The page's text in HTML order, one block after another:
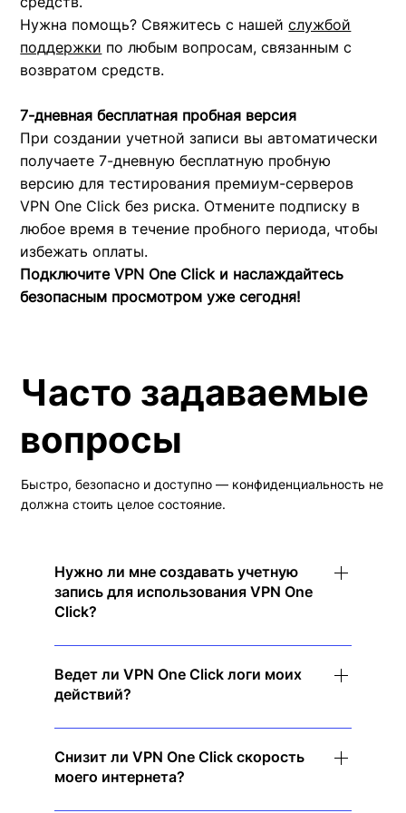
Нужна помощь? Свяжитесь с нашейслужбой
поддержки по любым вопросам, связанным с
возвратом средств.
7-дневная бесплатная пробная версия
При создании учетной записи вы автоматически
получаете 7-дневную бесплатную пробную
версию для тестирования премиум-серверов
VPN One Click без риска. Отмените подписку в
любое время в течение пробного периода, чтобы
избежать оплаты.
Подключите VPN One Click и наслаждайтесь
безопасным просмотром уже сегодня!
Часто задаваемые
вопросы
Быстро, безопасно и доступно — конфиденциальность не
должна стоить целое состояние.
Нужно ли мне создавать учетную
запись для использования VPN One
Click?
Нет! Просто загрузите приложение, коснитесь
для подключения и наслаждайтесь
мгновенной конфиденциальностью —
Ведет ли VPN One Click логи моих
действий?
Нет. Мы придерживаемся строгой политики
отсутствия логов, то есть мы не отслеживаем
и не храним никакие ваши действия в
Снизит ли VPN One Click скорость
моего интернета?